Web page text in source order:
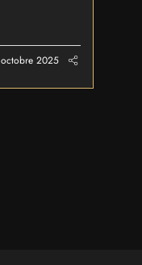
2025